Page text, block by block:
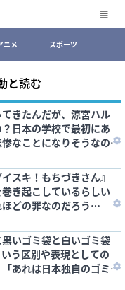
ニメ スポーツ
と読む
きたんだが、涼宮ハル
日本の学校で最初にあ
なことになりそうなの
スキ！もちづきさん』
き起こしているらしい
どの罪なのだろう
いゴミ袋と白いゴミ袋
う区別や表現としての
あれは日本独自のゴミ